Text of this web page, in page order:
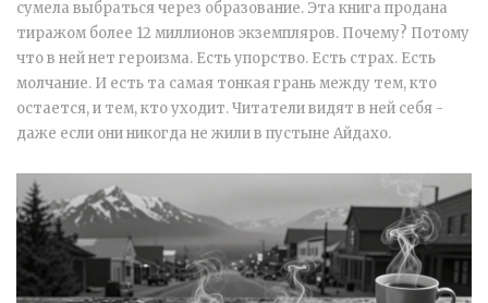
сумела выбраться через образование. Эта книга продана
тиражом более 12 миллионов экземпляров. Почему? Потому
что в ней нет героизма. Есть упорство. Есть страх. Есть
молчание. И есть та самая тонкая грань между тем, кто
остается, и тем, кто уходит. Читатели видят в ней себя -
даже если они никогда не жили в пустыне Айдахо.